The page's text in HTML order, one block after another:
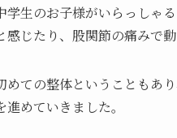
学生のお子様がいらっしゃ
感じたり、股関節の痛みで
めての整体ということもあ
進めていきました。